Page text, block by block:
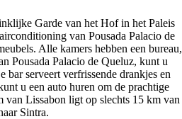
Garde van het Hof in het Paleis
van Pousada Palacio de
Alle kamers hebben een bureau,
Pousada Palacio de Queluz, kunt u
bar serveert verfrissende drankjes en
u een auto huren om de prachtige
van Lissabon ligt op slechts 15 km van
Sintra.